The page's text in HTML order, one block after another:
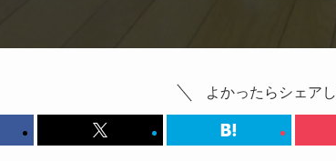
よかったらシェアし